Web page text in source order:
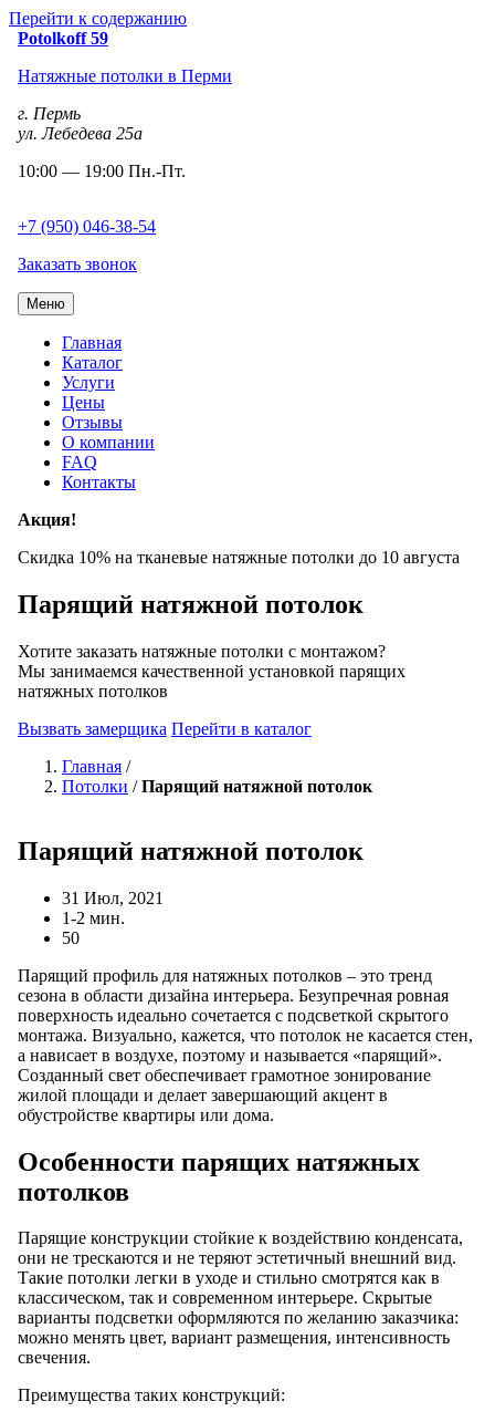
Перейти к содержанию
Potolkoff 59
Натяжные потолки в Перми
г. Пермь
ул. Лебедева 25а
10:00 — 19:00 Пн.-Пт.
+7 (950) 046-38-54
Заказать звонок
Меню
Главная
Каталог
Услуги
Цены
Отзывы
О компании
FAQ
Контакты
Акция!
Скидка 10% на тканевые натяжные потолки до 10 августа
Парящий натяжной потолок
Хотите заказать натяжные потолки с монтажом?
Мы занимаемся качественной установкой парящих
натяжных потолков
Вызвать замерщика Перейти в каталог
Главная /
Потолки /Парящий натяжной потолок
Парящий натяжной потолок
31 Июл, 2021
1-2 мин.
50
Парящий профиль для натяжных потолков – это тренд
сезона в области дизайна интерьера. Безупречная ровная
поверхность идеально сочетается с подсветкой скрытого
монтажа. Визуально, кажется, что потолок не касается стен,
а нависает в воздухе, поэтому и называется «парящий».
Созданный свет обеспечивает грамотное зонирование
жилой площади и делает завершающий акцент в
обустройстве квартиры или дома.
Особенности парящих натяжных
потолков
Парящие конструкции стойкие к воздействию конденсата,
они не трескаются и не теряют эстетичный внешний вид.
Такие потолки легки в уходе и стильно смотрятся как в
классическом, так и современном интерьере. Скрытые
варианты подсветки оформляются по желанию заказчика:
можно менять цвет, вариант размещения, интенсивность
свечения.
Преимущества таких конструкций: